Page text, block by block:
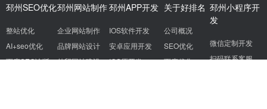
邳州SEO优化
整站优化
AI+seo优化
百度SEO诊断
邳州网站制作
企业网站制作
品牌网站设计
外贸网站建设
邳州APP开发
IOS软件开发
安卓应用开发
IOS原开发
关于好排名
公司概况
SEO优化
百度优化
邳州小程序开
发
微信定制开发
扫码联系客服